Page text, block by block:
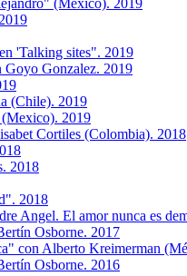
(México). 2019
'Talking sites". 2019
Goyo Gonzalez. 2019
(Chile). 2019
2019
Cortiles (Colombia). 2018
2018
2018
Angel. El amor nunca es
Osborne. 2017
con Alberto Kreimerman
Osborne. 2016